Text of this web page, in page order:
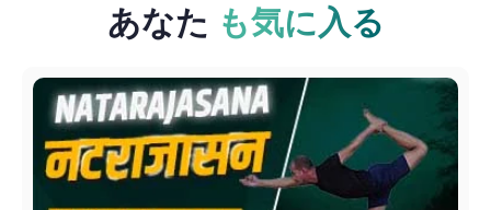
あなた も気に入る